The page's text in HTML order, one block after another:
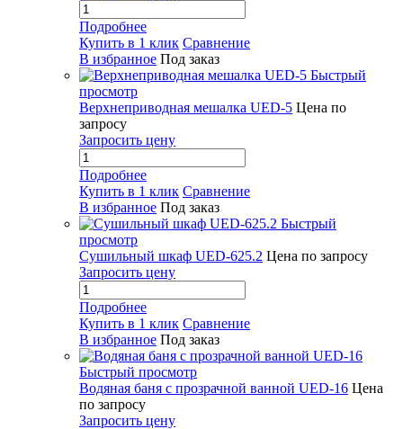
Подробнее
Купить в 1 клик Сравнение
В избранное Под заказ
Быстрый
просмотр
Верхнеприводная мешалка UED-5 Цена по
запросу
Запросить цену
Подробнее
Купить в 1 клик Сравнение
В избранное Под заказ
Быстрый
просмотр
Сушильный шкаф UED-625.2 Цена по запросу
Запросить цену
Подробнее
Купить в 1 клик Сравнение
В избранное Под заказ
Быстрый просмотр
Водяная баня с прозрачной ванной UED-16 Цена
по запросу
Запросить цену